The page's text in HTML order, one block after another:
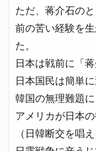
ただ、蒋介石の
前の苦い経験を
た。
日本は戦前に「
日本国民は簡単
韓国の無理難題
アメリカが日本
（日韓断交を唱